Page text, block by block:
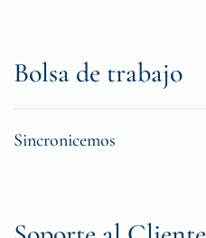
Bolsa de trabajo
Sincronicemos